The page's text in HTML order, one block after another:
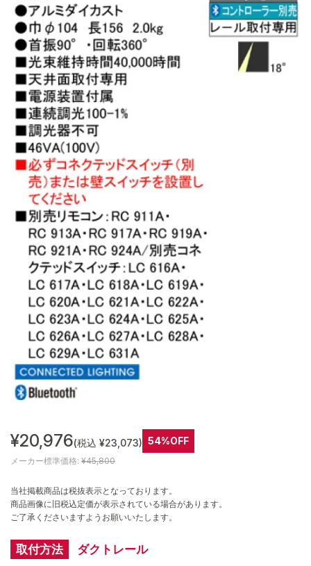
¥20,976(税込 ¥23,073) 54%OFF
メーカー標準価格: ¥45,800
当社掲載商品は税抜表示となっております。
商品画像に旧税込定価が表示されている場合があります。
ご了承くださいますようお願いいたします。
取付方法 ダクトレール